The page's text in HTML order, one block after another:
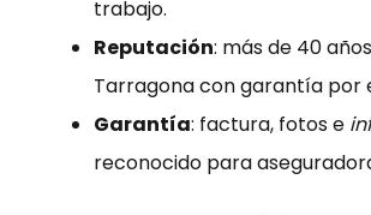
trabajo.
Reputación: más de 40
Tarragona con garantía por
Garantía: factura, fotos e
reconocido para